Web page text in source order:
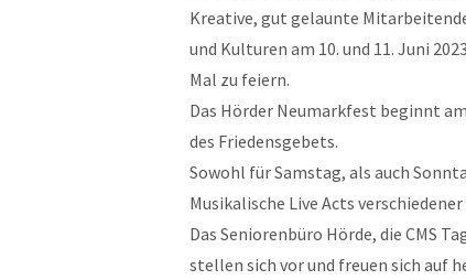
Kreative, gut gelaunte
und Kulturen am 10. und 11. Juni
Mal zu feiern.
Das Hörder Neumarkfest beginnt
des Friedensgebets.
Sowohl für Samstag, als auch
Musikalische Live Acts
Das Seniorenbüro Hörde, die CMS
stellen sich vor und freuen sich auf